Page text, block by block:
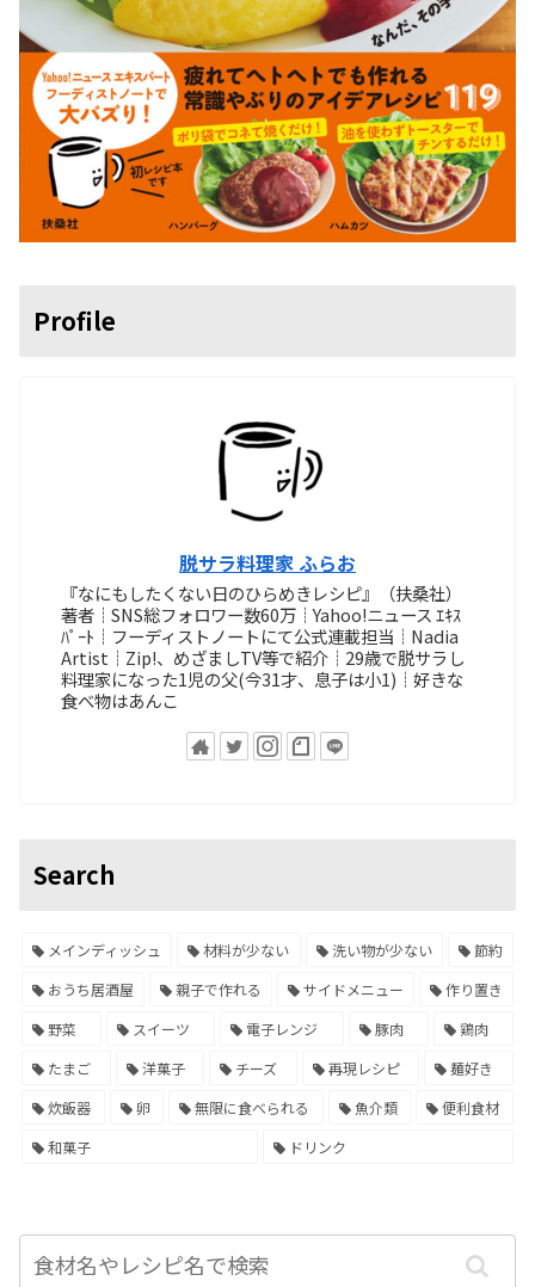
Profile
脱サラ料理家 ふらお
『なにもしたくない日のひらめきレシピ』（扶桑社）
著者┊SNS総フォロワー数60万┊Yahoo!ニュース ｴｷｽ
ﾊﾟｰﾄ┊フーディストノートにて公式連載担当┊Nadia
Artist┊Zip!、めざましTV等で紹介┊29歳で脱サラし
料理家になった1児の父(今31才、息子は小1)┊好きな
食べ物はあんこ
Search
メインディッシュ 材料が少ない 洗い物が少ない
節約
おうち居酒屋
親子で作れる サイドメニュー
作り置き
野菜
スイーツ 電子レンジ 豚肉
鶏肉
たまご
洋菓子 チーズ 再現レシピ
麺好き
炊飯器
卵 無限に食べられる 魚介類
便利食材
和菓子
ドリンク